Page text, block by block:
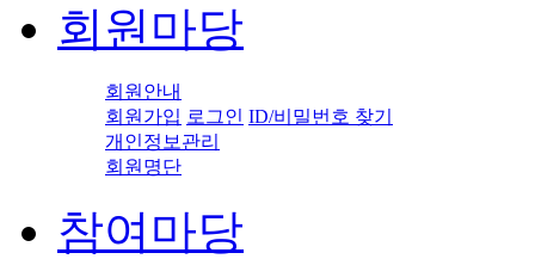
회원마당
회원안내
회원가입 로그인 ID/비밀번호 찾기
개인정보관리
회원명단
참여마당